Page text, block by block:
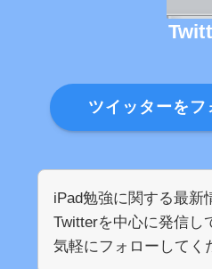
ツイッターをフ
iPad勉強に関する最新
Twitterを中心に発信し
気軽にフォローしてく